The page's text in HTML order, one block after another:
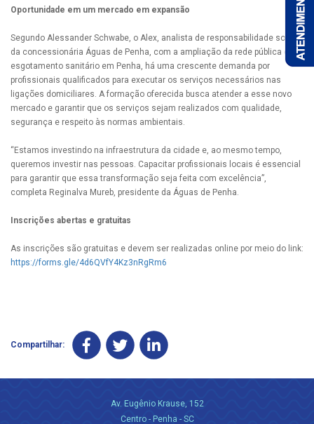
Oportunidade em um mercado em expansão
Segundo Alessander Schwabe, o Alex, analista de responsabilidade social
da concessionária Águas de Penha, com a ampliação da rede pública de
esgotamento sanitário em Penha, há uma crescente demanda por
profissionais qualificados para executar os serviços necessários nas
ligações domiciliares. A formação oferecida busca atender a esse novo
mercado e garantir que os serviços sejam realizados com qualidade,
segurança e respeito às normas ambientais.
“Estamos investindo na infraestrutura da cidade e, ao mesmo tempo,
queremos investir nas pessoas. Capacitar profissionais locais é essencial
para garantir que essa transformação seja feita com excelência”,
completa Reginalva Mureb, presidente da Águas de Penha.
Inscrições abertas e gratuitas
As inscrições são gratuitas e devem ser realizadas online por meio do link:
https://forms.gle/4d6QVfY4Kz3nRgRm6
Compartilhar:
Av. Eugênio Krause, 152
Centro - Penha - SC